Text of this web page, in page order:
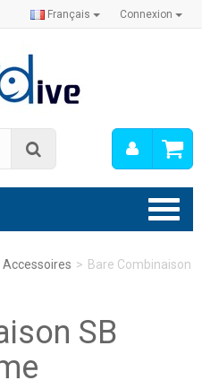
Connexion
Français
Mon
Accessoires > Bare Combinaison
SB